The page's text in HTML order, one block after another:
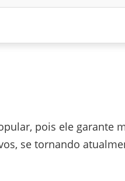
pois ele garante
se tornando